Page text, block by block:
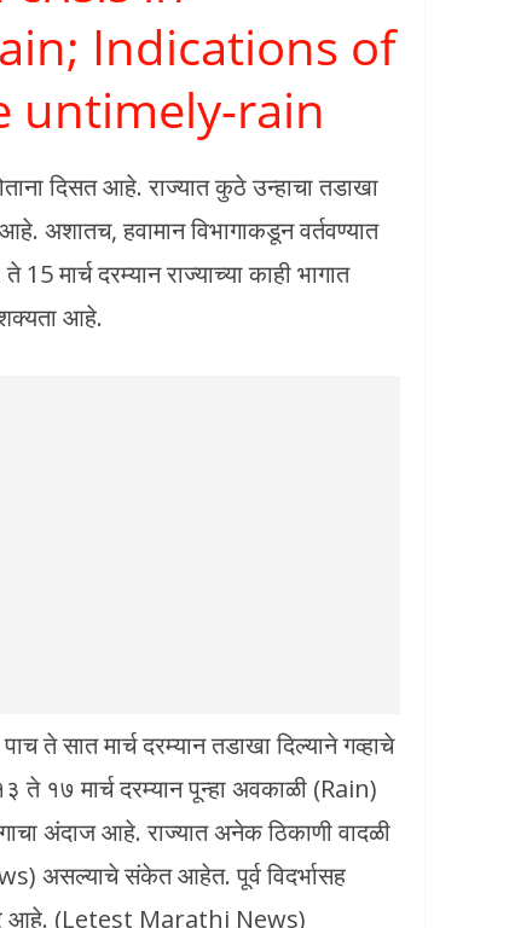
Indications of
untimely-rain
दिसत आहे. राज्यात कुठे उन्हाचा तडाखा
अशातच, हवामान विभागाकडून वर्तवण्यात
मार्च दरम्यान राज्याच्या काही भागात
आहे.
सात मार्च दरम्यान तडाखा दिल्याने गव्हाचे
ते १७ मार्च दरम्यान पून्हा अवकाळी (Rain)
अंदाज आहे. राज्यात अनेक ठिकाणी वादळी
असल्याचे संकेत आहेत. पूर्व विदर्भासह
आहे. (Letest Marathi News)